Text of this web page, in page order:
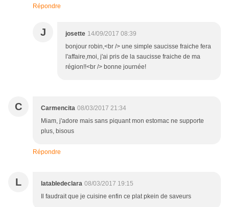
Répondre
J josette 14/09/2017 08:39
bonjour robin,<br /> une simple saucisse fraiche fera
l'affaire,moi, j'ai pris de la saucisse fraiche de ma
région!!<br /> bonne journée!
C Carmencita 08/03/2017 21:34
Miam, j'adore mais sans piquant mon estomac ne supporte
plus, bisous
Répondre
L latabledeclara 08/03/2017 19:15
Il faudrait que je cuisine enfin ce plat pkein de saveurs